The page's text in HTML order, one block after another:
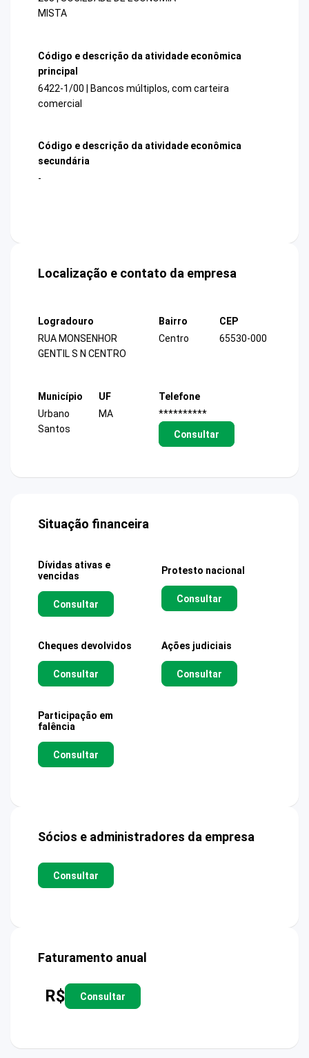
MISTA
Código e descrição da atividade econômica
principal
6422-1/00 | Bancos múltiplos, com carteira
comercial
Código e descrição da atividade econômica
secundária
-
Localização e contato da empresa
Logradouro
RUA MONSENHOR
GENTIL S N CENTRO
Bairro
Centro
CEP
65530-000
Município
Urbano
Santos
UF
MA
Telefone
**********
Consultar
Situação financeira
Dívidas ativas e
vencidas
Consultar
Protesto nacional
Consultar
Cheques devolvidos
Consultar
Ações judiciais
Consultar
Participação em
falência
Consultar
Sócios e administradores da empresa
Consultar
Faturamento anual
R$ Consultar